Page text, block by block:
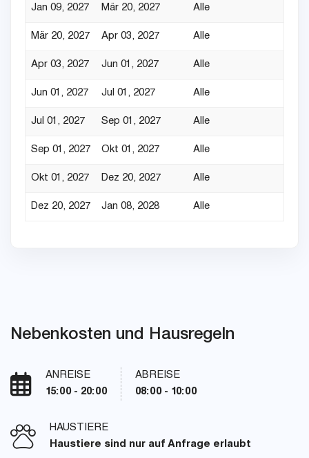
Jan 09, 2027 Mär 20, 2027 Alle
Mär 20, 2027 Apr 03, 2027 Alle
Apr 03, 2027 Jun 01, 2027 Alle
Jun 01, 2027 Jul 01, 2027 Alle
Jul 01, 2027 Sep 01, 2027 Alle
Sep 01, 2027 Okt 01, 2027 Alle
Okt 01, 2027 Dez 20, 2027 Alle
Dez 20, 2027 Jan 08, 2028 Alle
Nebenkosten und Hausregeln
ANREISE
15:00 - 20:00
ABREISE
08:00 - 10:00
HAUSTIERE
Haustiere sind nur auf Anfrage erlaubt